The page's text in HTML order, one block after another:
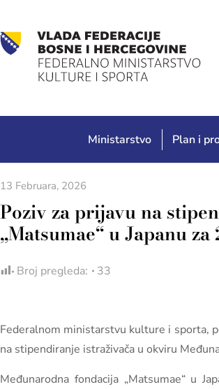
Ministarstvo Plan i
13 Februara, 2026
Poziv za prijavu na
„Matsumae“ u Japanu
Broj pregleda: 33
Federalnom ministarstvu kulture i sporta,
na stipendiranje istraživača u okviru
Međunarodna fondacija „Matsumae“ u